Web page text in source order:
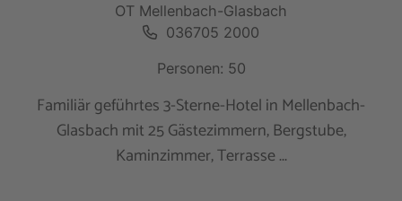
OT Mellenbach-Glasbach
036705 2000
Personen: 50
Familiär geführtes 3-Sterne-Hotel in Mellenbach-
Glasbach mit 25 Gästezimmern, Bergstube,
Kaminzimmer, Terrasse ...